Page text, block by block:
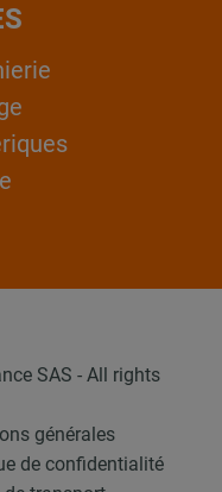
SAS - All rights
générales
de confidentialité